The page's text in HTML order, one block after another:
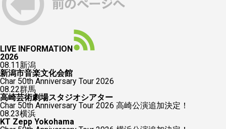
LIVE INFORMATION
2026
08.11新潟
新潟市音楽文化会館
Char 50th Anniversary Tour 2026
08.22群馬
高崎芸術劇場スタジオシアター
Char 50th Anniversary Tour 2026 高崎公演追加決定！
08.23横浜
KT Zepp Yokohama